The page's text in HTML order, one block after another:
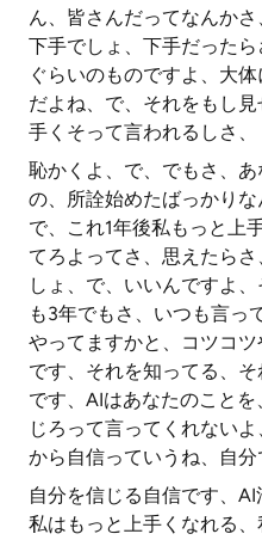
ん、皆さんだってなんか
下手でしょ、下手だった
ぐらいのものですよ、大
だよね、で、それをもし
手くそって言われるしさ、
恥かくよ、で、でもさ、
の、所詮始めたばっかり
で、これ1年後私もっと上
てろよってさ、思えたら
しょ、で、いいんですよ
も3年でもさ、いつも言っ
やってますかと、コツコ
です、それを知ってる、
です、AIはあなたのこと
じろって言ってくれない
から自信っていうね、自分
自分を信じる自信です、AI
私はもっと上手くなれる